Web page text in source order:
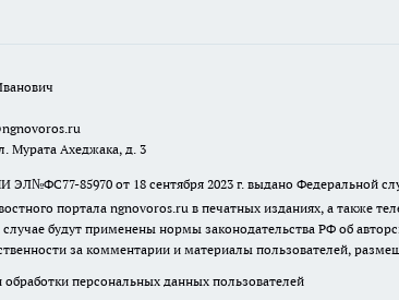
Мурата Ахеджака, д. 3
ЭЛ№ФС77-85970 от 18 сентября 2023 г. выдано
портала ngnovoros.ru в печатных изданиях, а также
случае будут применены нормы законодательства РФ об
за комментарии и материалы пользователей,
персональных данных пользователей